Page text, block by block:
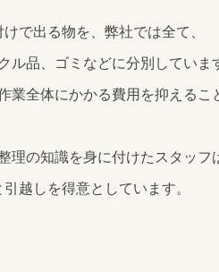
で出る物を、弊社では全て、
ル品、ゴミなどに分別していま
業全体にかかる費用を抑えるこ
理の知識を身に付けたスタッフ
越しを得意としています。